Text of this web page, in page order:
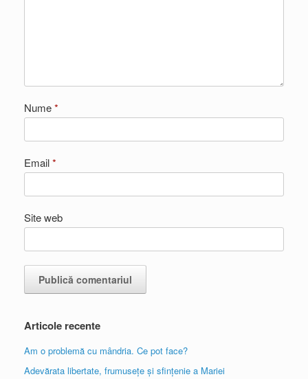
Nume*
Email*
Site web
Articole recente
Am o problemă cu mândria. Ce pot face?
Adevărata libertate, frumusețe și sfințenie a Mariei